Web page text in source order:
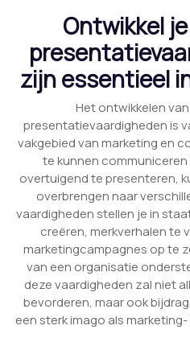
Ontwikkel
zijn essentieel
Het ontwikkelen
presentatievaardigheden is
vakgebied van marketing en
te kunnen
overtuigend te presenteren,
overbrengen naar
vaardigheden stellen je in
creëren, merkverhalen te
marketingcampagnes op te
van een organisatie
deze vaardigheden zal niet
bevorderen, maar ook
een sterk imago als